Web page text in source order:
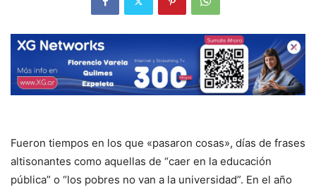
Fueron tiempos en los que «pasaron cosas», días de frases
altisonantes como aquellas de “caer en la educación
pública” o “los pobres no van a la universidad”. En el año